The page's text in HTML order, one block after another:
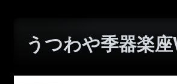
うつわや季器楽